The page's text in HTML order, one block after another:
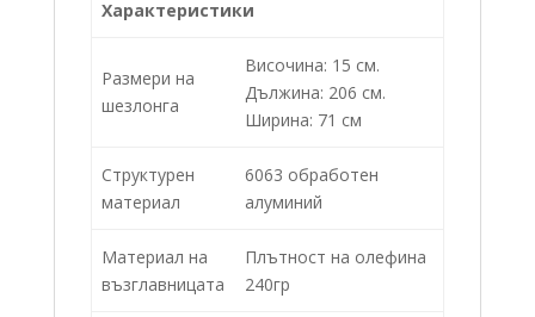
Характеристики
Размери на
шезлонга
Височина: 15 см.
Дължина: 206 см.
Ширина: 71 см
Структурен
материал
6063 обработен
алуминий
Материал на
възглавницата
Плътност на олефина
240гр